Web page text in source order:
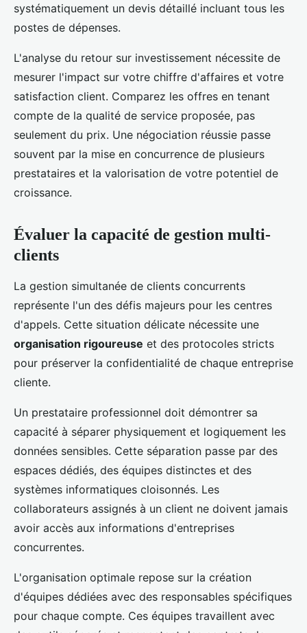
systématiquement un devis détaillé incluant tous les
postes de dépenses.
L'analyse du retour sur investissement nécessite de
mesurer l'impact sur votre chiffre d'affaires et votre
satisfaction client. Comparez les offres en tenant
compte de la qualité de service proposée, pas
seulement du prix. Une négociation réussie passe
souvent par la mise en concurrence de plusieurs
prestataires et la valorisation de votre potentiel de
croissance.
Évaluer la capacité de gestion multi-
clients
La gestion simultanée de clients concurrents
représente l'un des défis majeurs pour les centres
d'appels. Cette situation délicate nécessite une
organisation rigoureuse et des protocoles stricts
pour préserver la confidentialité de chaque entreprise
cliente.
Un prestataire professionnel doit démontrer sa
capacité à séparer physiquement et logiquement les
données sensibles. Cette séparation passe par des
espaces dédiés, des équipes distinctes et des
systèmes informatiques cloisonnés. Les
collaborateurs assignés à un client ne doivent jamais
avoir accès aux informations d'entreprises
concurrentes.
L'organisation optimale repose sur la création
d'équipes dédiées avec des responsables spécifiques
pour chaque compte. Ces équipes travaillent avec